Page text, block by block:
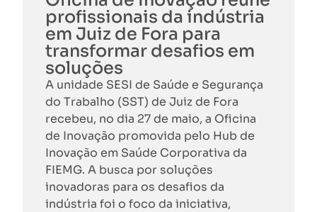
profissionais da indústria
em Juiz de Fora para
transformar desafios em
soluções
A unidade SESI de Saúde e Segurança
do Trabalho (SST) de Juiz de Fora
recebeu, no dia 27 de maio, a Oficina
de Inovação promovida pelo Hub de
Inovação em Saúde Corporativa da
FIEMG. A busca por soluções
inovadoras para os desafios da
indústria foi o foco da iniciativa,